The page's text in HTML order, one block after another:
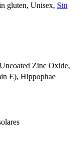
gluten, Unisex, Sin
Zinc Oxide,
E), Hippophae